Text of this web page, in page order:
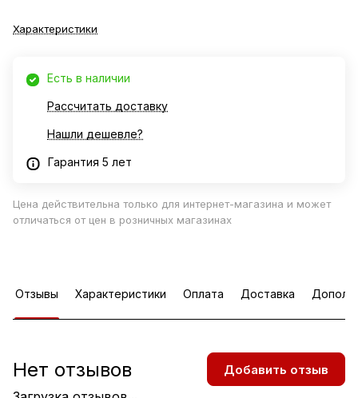
Характеристики
Есть в наличии
Рассчитать доставку
Нашли дешевле?
Гарантия 5 лет
Цена действительна только для интернет-магазина и может
отличаться от цен в розничных магазинах
Отзывы Характеристики Оплата Доставка
Нет отзывов Добавить отзыв